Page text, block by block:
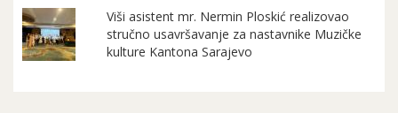
Viši asistent mr. Nermin Ploskić realizovao
stručno usavršavanje za nastavnike Muzičke
kulture Kantona Sarajevo